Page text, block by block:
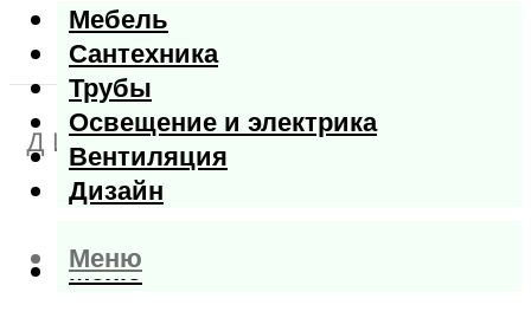
Мебель
Сантехника
Трубы
Освещение и электрика
Вентиляция
Дизайн
Меню
Меню